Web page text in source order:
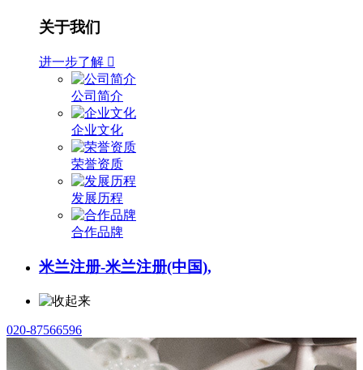
关于我们
进一步了解 
公司简介
企业文化
荣誉资质
发展历程
合作品牌
米兰注册-米兰注册(中国),
020-87566596